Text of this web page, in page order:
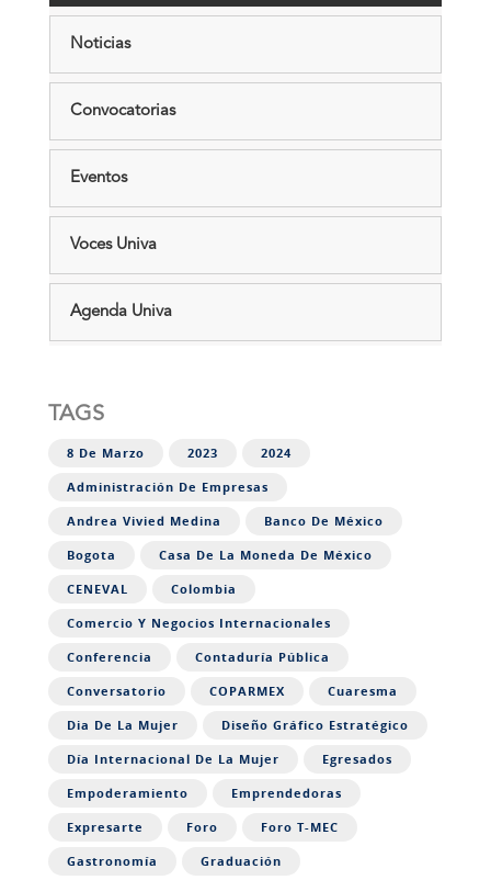
Noticias
Convocatorias
Eventos
Voces Univa
Agenda Univa
TAGS
8 De Marzo 2023 2024
Administración De Empresas
Andrea Vivied Medina Banco De México
Bogota Casa De La Moneda De México
CENEVAL Colombia
Comercio Y Negocios Internacionales
Conferencia Contaduría Pública
Conversatorio COPARMEX Cuaresma
Dia De La Mujer Diseño Gráfico Estratégico
Día Internacional De La Mujer Egresados
Empoderamiento Emprendedoras
Expresarte Foro Foro T-MEC
Gastronomía Graduación